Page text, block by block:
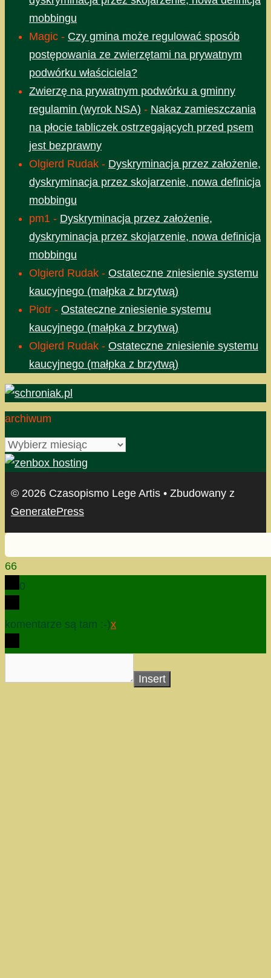
mobbingu
Magic - Czy gmina może regulować sposób
postępowania ze zwierzętami na prywatnym
podwórku właściciela?
Zwierzę na prywatnym podwórku a gminny
regulamin (wyrok NSA) - Nakaz zamieszczania
na płocie tabliczek ostrzegających przed psem
jest bezprawny
Olgierd Rudak - Dyskryminacja przez założenie,
dyskryminacja przez skojarzenie, nowa definicja
mobbingu
pm1 - Dyskryminacja przez założenie,
dyskryminacja przez skojarzenie, nowa definicja
mobbingu
Olgierd Rudak - Ostateczne zniesienie systemu
kaucyjnego (małpka z brzytwą)
Piotr - Ostateczne zniesienie systemu
kaucyjnego (małpka z brzytwą)
Olgierd Rudak - Ostateczne zniesienie systemu
kaucyjnego (małpka z brzytwą)
archiwum
archiwum
© 2026 Czasopismo Lege Artis • Zbudowany z
GeneratePress
66
0
komentarze są tam :-)x
Insert